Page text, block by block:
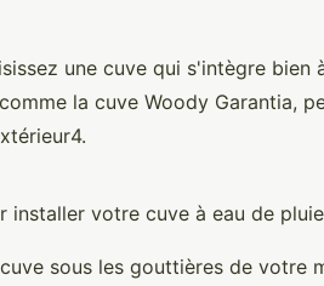
une cuve qui s'intègre bien
la cuve Woody Garantia,
installer votre cuve à eau de
sous les gouttières de votre